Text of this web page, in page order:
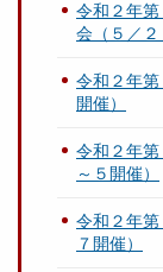
令和２年
会（５／２
令和２年
開催）
令和２年
～５開催）
令和２年
７開催）